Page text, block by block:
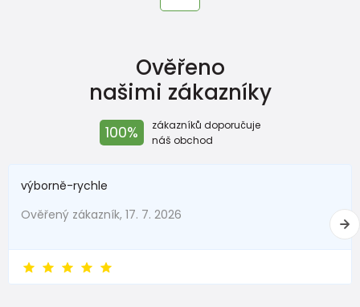
Ověřeno
našimi zákazníky
100%
zákazníků doporučuje
náš obchod
výborně-rychle
Ověřený zákazník, 17. 7. 2026